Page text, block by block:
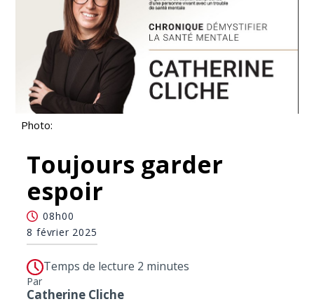
Photo:
Toujours garder
espoir
08h00
8 février 2025
Temps de lecture 2 minutes
Par
Catherine Cliche